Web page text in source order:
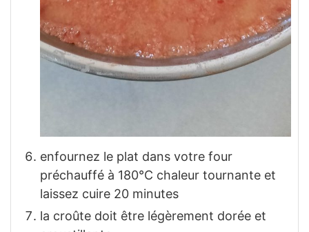
enfournez le plat dans votre four
préchauffé à 180°C chaleur tournante et
laissez cuire 20 minutes
la croûte doit être légèrement dorée et